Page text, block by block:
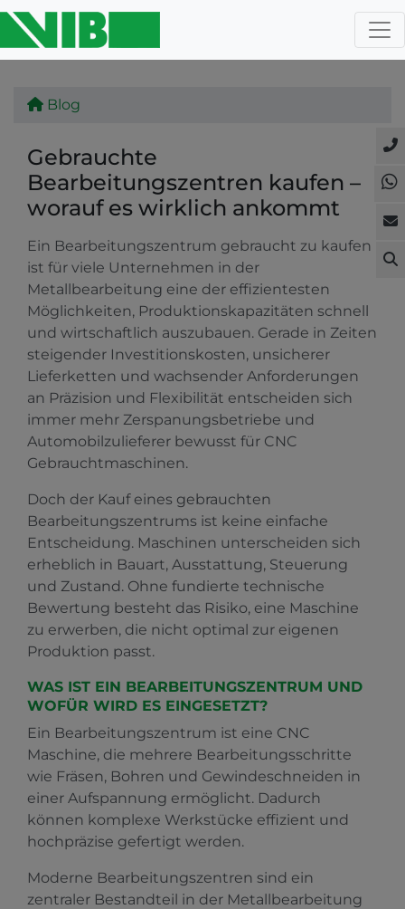
Blog
Gebrauchte
Bearbeitungszentren kaufen –
worauf es wirklich ankommt
Ein Bearbeitungszentrum gebraucht zu kaufen
ist für viele Unternehmen in der
Metallbearbeitung eine der effizientesten
Möglichkeiten, Produktionskapazitäten schnell
und wirtschaftlich auszubauen. Gerade in Zeiten
steigender Investitionskosten, unsicherer
Lieferketten und wachsender Anforderungen
an Präzision und Flexibilität entscheiden sich
immer mehr Zerspanungsbetriebe und
Automobilzulieferer bewusst für CNC
Gebrauchtmaschinen.
Doch der Kauf eines gebrauchten
Bearbeitungszentrums ist keine einfache
Entscheidung. Maschinen unterscheiden sich
erheblich in Bauart, Ausstattung, Steuerung
und Zustand. Ohne fundierte technische
Bewertung besteht das Risiko, eine Maschine
zu erwerben, die nicht optimal zur eigenen
Produktion passt.
WAS IST EIN BEARBEITUNGSZENTRUM UND
WOFÜR WIRD ES EINGESETZT?
Ein Bearbeitungszentrum ist eine CNC
Maschine, die mehrere Bearbeitungsschritte
wie Fräsen, Bohren und Gewindeschneiden in
einer Aufspannung ermöglicht. Dadurch
können komplexe Werkstücke effizient und
hochpräzise gefertigt werden.
Moderne Bearbeitungszentren sind ein
zentraler Bestandteil in der Metallbearbeitung